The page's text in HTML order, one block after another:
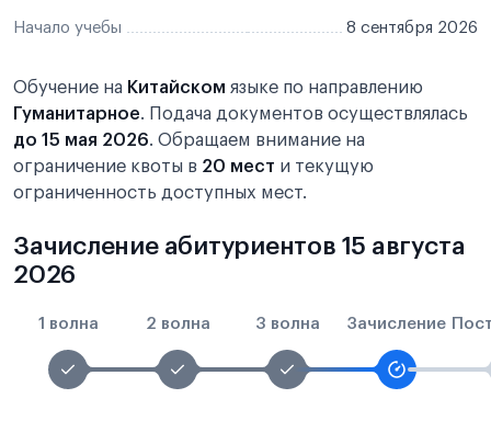
Начало учебы 8 сентября 2026
Обучение на Китайском языке по направлению
Гуманитарное. Подача документов осуществлялась
до 15 мая 2026. Обращаем внимание на
ограничение квоты в 20 мест и текущую
ограниченность доступных мест.
Зачисление абитуриентов 15 августа
2026
1 волна 2 волна 3 волна Зачисление